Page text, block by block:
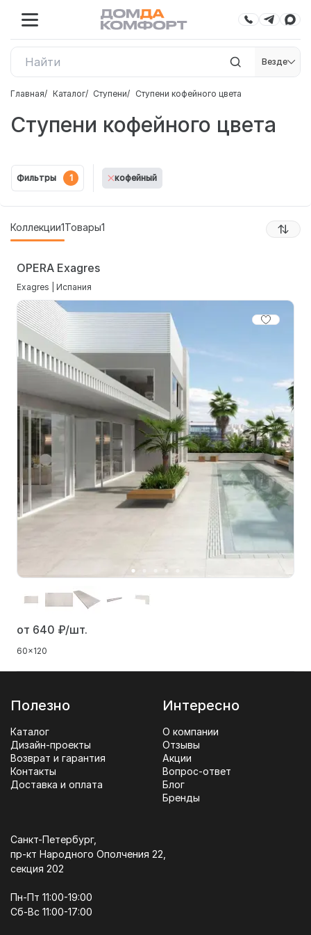
Везде
Главная Каталог Ступени Ступени кофейного цвета
Ступени кофейного цвета
Фильтры 1 кофейный
Коллекции1Товары1
OPERA Exagres
Exagres | Испания
от 640 ₽/шт.
60x120
Полезно
Каталог
Дизайн-проекты
Возврат и гарантия
Контакты
Доставка и оплата
Интересно
О компании
Отзывы
Акции
Вопрос-ответ
Блог
Бренды
Санкт-Петербург,
пр-кт Народного Ополчения 22,
секция 202
Пн-Пт 11:00-19:00
Сб-Вс 11:00-17:00